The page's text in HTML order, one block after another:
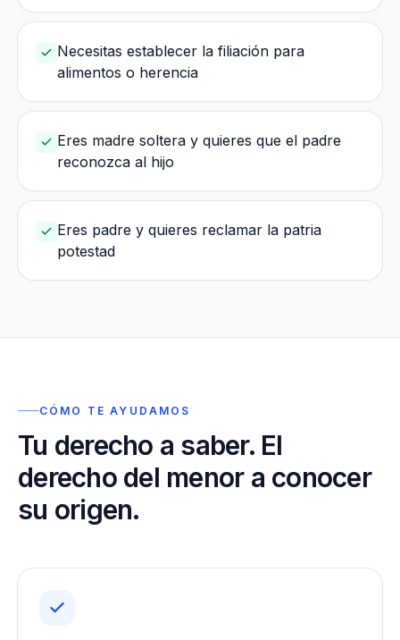
Necesitas establecer la filiación para
alimentos o herencia
Eres madre soltera y quieres que el padre
reconozca al hijo
Eres padre y quieres reclamar la patria
potestad
CÓMO TE AYUDAMOS
Tu derecho a saber. El
derecho del menor a conocer
su origen.